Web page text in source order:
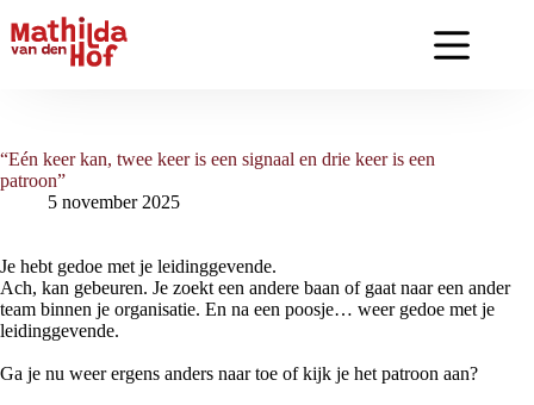
naar
de
“Eén keer kan, twee keer is een signaal en drie keer is een
patroon”
5 november 2025
Je hebt gedoe met je leidinggevende.
Ach, kan gebeuren. Je zoekt een andere baan of gaat naar een ander
team binnen je organisatie. En na een poosje… weer gedoe met je
leidinggevende.
Ga je nu weer ergens anders naar toe of kijk je het patroon aan?